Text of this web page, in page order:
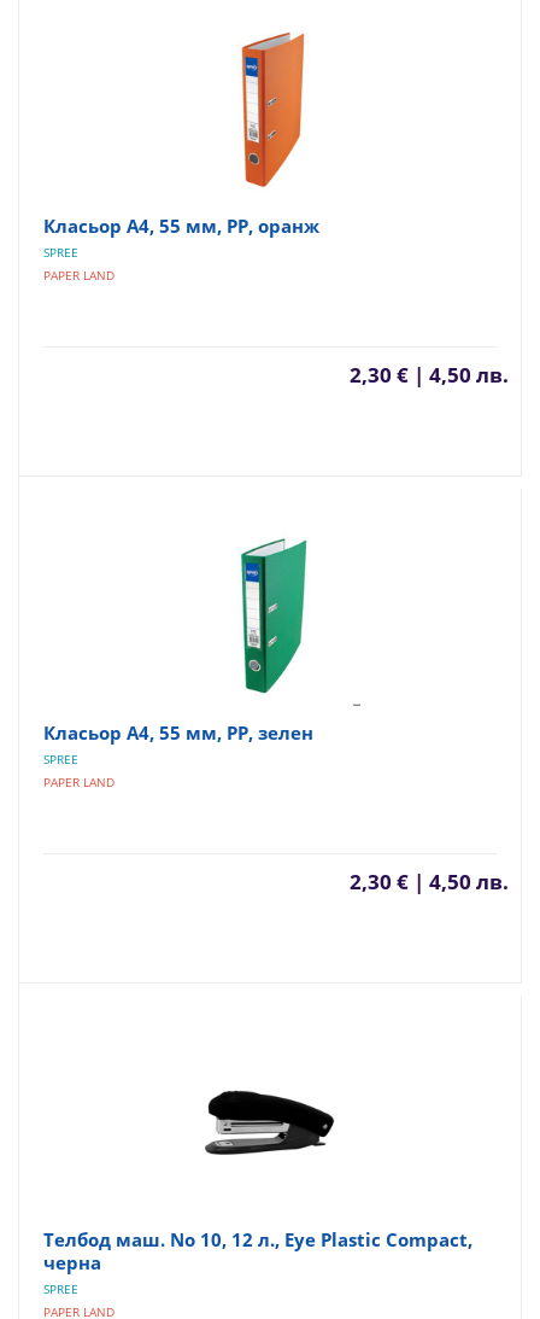
Класьор А4, 55 мм, PP, оранж
SPREE
PAPER LAND
2,30 € | 4,50 лв.
Класьор А4, 55 мм, PP, зелен
SPREE
PAPER LAND
2,30 € | 4,50 лв.
Телбод маш. No 10, 12 л., Eye Plastic Compact,
черна
SPREE
PAPER LAND